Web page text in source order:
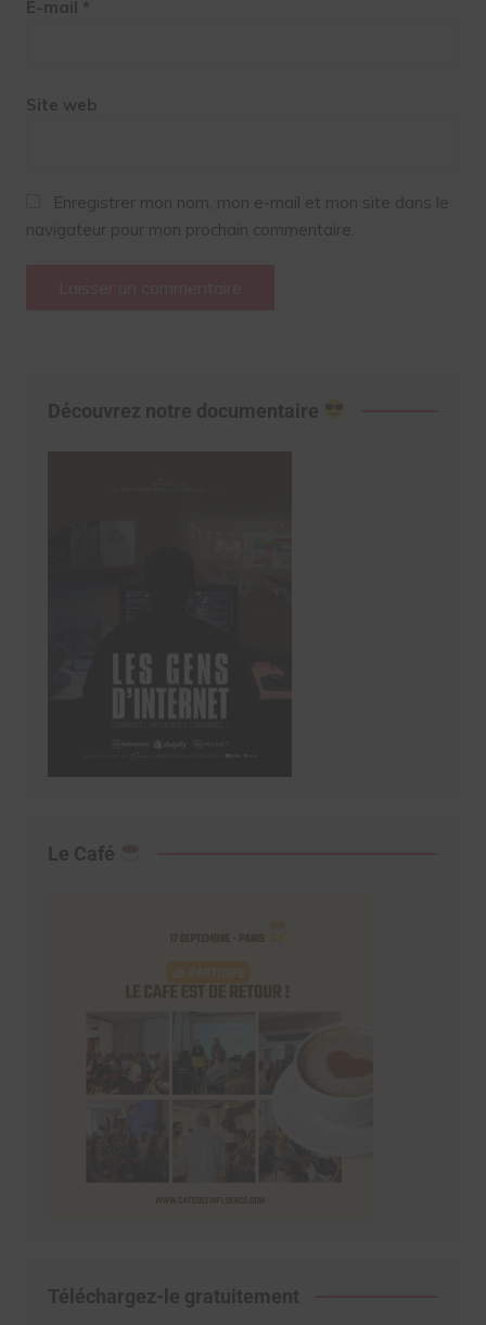
E-mail *
Site web
Enregistrer mon nom, mon e-mail et mon site dans le
navigateur pour mon prochain commentaire.
Découvrez notre documentaire
Le Café
Téléchargez-le gratuitement